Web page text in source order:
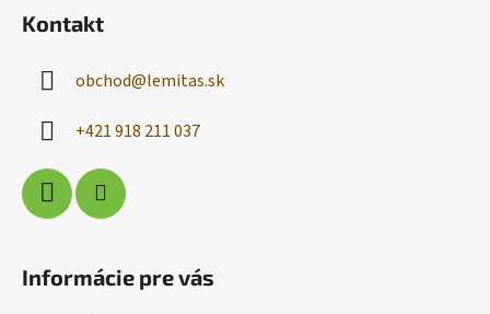
Kontakt
obchod@lemitas.sk
+421 918 211 037
Informácie pre vás